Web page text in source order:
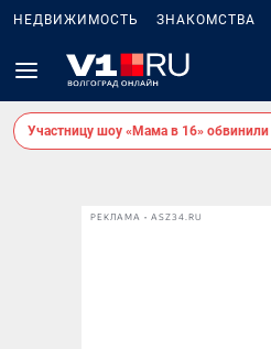
НЕДВИЖИМОСТЬ ЗНАКОМСТВА
Участницу шоу «Мама в 16» обвинили
РЕКЛАМА • ASZ34.RU